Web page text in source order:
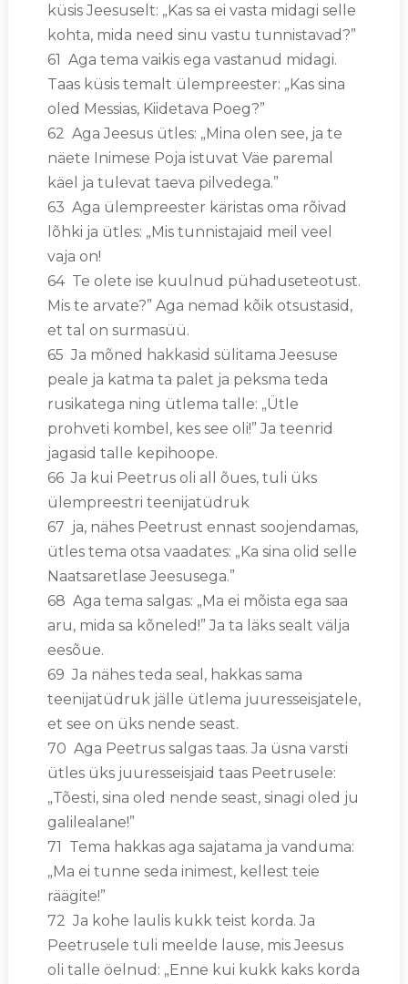
küsis Jeesuselt: „Kas sa ei vasta midagi selle
kohta, mida need sinu vastu tunnistavad?”
61 Aga tema vaikis ega vastanud midagi.
Taas küsis temalt ülempreester: „Kas sina
oled Messias, Kiidetava Poeg?”
62 Aga Jeesus ütles: „Mina olen see, ja te
näete Inimese Poja istuvat Väe paremal
käel ja tulevat taeva pilvedega.”
63 Aga ülempreester käristas oma rõivad
lõhki ja ütles: „Mis tunnistajaid meil veel
vaja on!
64 Te olete ise kuulnud pühaduseteotust.
Mis te arvate?” Aga nemad kõik otsustasid,
et tal on surmasüü.
65 Ja mõned hakkasid sülitama Jeesuse
peale ja katma ta palet ja peksma teda
rusikatega ning ütlema talle: „Ütle
prohveti kombel, kes see oli!” Ja teenrid
jagasid talle kepihoope.
66 Ja kui Peetrus oli all õues, tuli üks
ülempreestri teenijatüdruk
67 ja, nähes Peetrust ennast soojendamas,
ütles tema otsa vaadates: „Ka sina olid selle
Naatsaretlase Jeesusega.”
68 Aga tema salgas: „Ma ei mõista ega saa
aru, mida sa kõneled!” Ja ta läks sealt välja
eesõue.
69 Ja nähes teda seal, hakkas sama
teenijatüdruk jälle ütlema juuresseisjatele,
et see on üks nende seast.
70 Aga Peetrus salgas taas. Ja üsna varsti
ütles üks juuresseisjaid taas Peetrusele:
„Tõesti, sina oled nende seast, sinagi oled ju
galilealane!”
71 Tema hakkas aga sajatama ja vanduma:
„Ma ei tunne seda inimest, kellest teie
räägite!”
72 Ja kohe laulis kukk teist korda. Ja
Peetrusele tuli meelde lause, mis Jeesus
oli talle öelnud: „Enne kui kukk kaks korda